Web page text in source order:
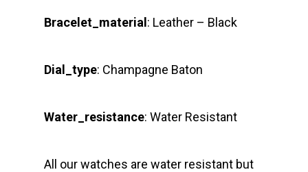
Bracelet_material: Leather – Black
Dial_type: Champagne Baton
Water_resistance: Water Resistant
All our watches are water resistant but